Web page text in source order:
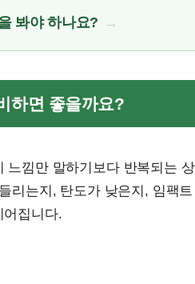
봐야 하나요?
하면 좋을까요?
느낌만 말하기보다 반복되는
리는지, 탄도가 낮은지, 임팩
어집니다.